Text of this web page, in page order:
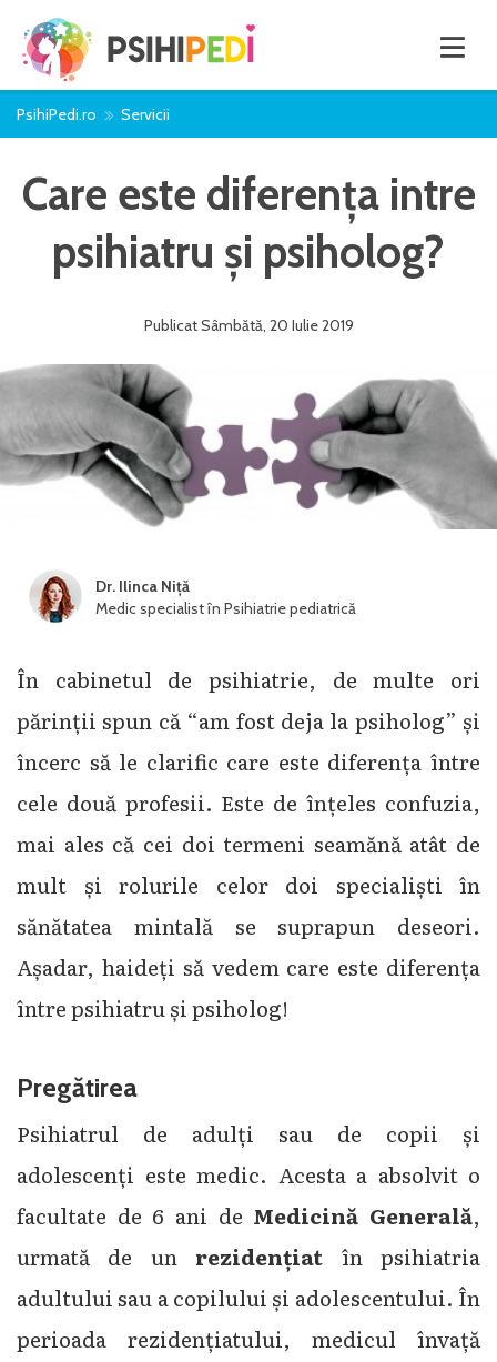
PsihiPedi.ro Servicii
Care este diferența intre
psihiatru și psiholog?
PublicatSâmbătă, 20 Iulie2019
Dr. Ilinca Niță
Medic specialist în Psihiatrie pediatrică
În cabinetul de psihiatrie, de multe ori
părinții spun că “am fost deja la psiholog” și
încerc să le clarific care este diferența între
cele două profesii. Este de înțeles confuzia,
mai ales că cei doi termeni seamănă atât de
mult și rolurile celor doi specialiști în
sănătatea mintală se suprapun deseori.
Așadar, haideți să vedem care este diferența
între psihiatru și psiholog!
Pregătirea
Psihiatrul de adulți sau de copii și
adolescenți este medic. Acesta a absolvit o
facultate de 6 ani de Medicină Generală,
urmată de un rezidențiat în psihiatria
adultului sau a copilului și adolescentului. În
perioada rezidențiatului, medicul învață